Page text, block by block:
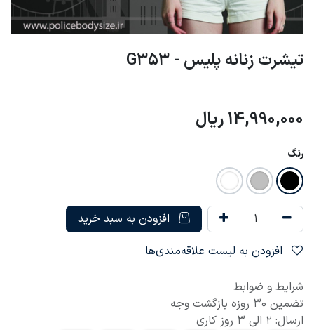
تیشرت زنانه پلیس - G353
14,990,000 ریال
رنگ
افزودن به سبد خرید
شرایط و ضوابط
تضمین 30 روزه بازگشت وجه
ارسال: 2 الی 3 روز کاری